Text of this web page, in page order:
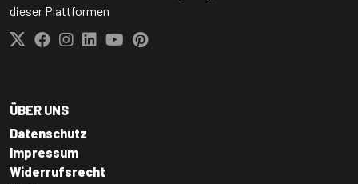
dieser Plattformen
ÜBER UNS
Datenschutz
Impressum
Widerrufsrecht